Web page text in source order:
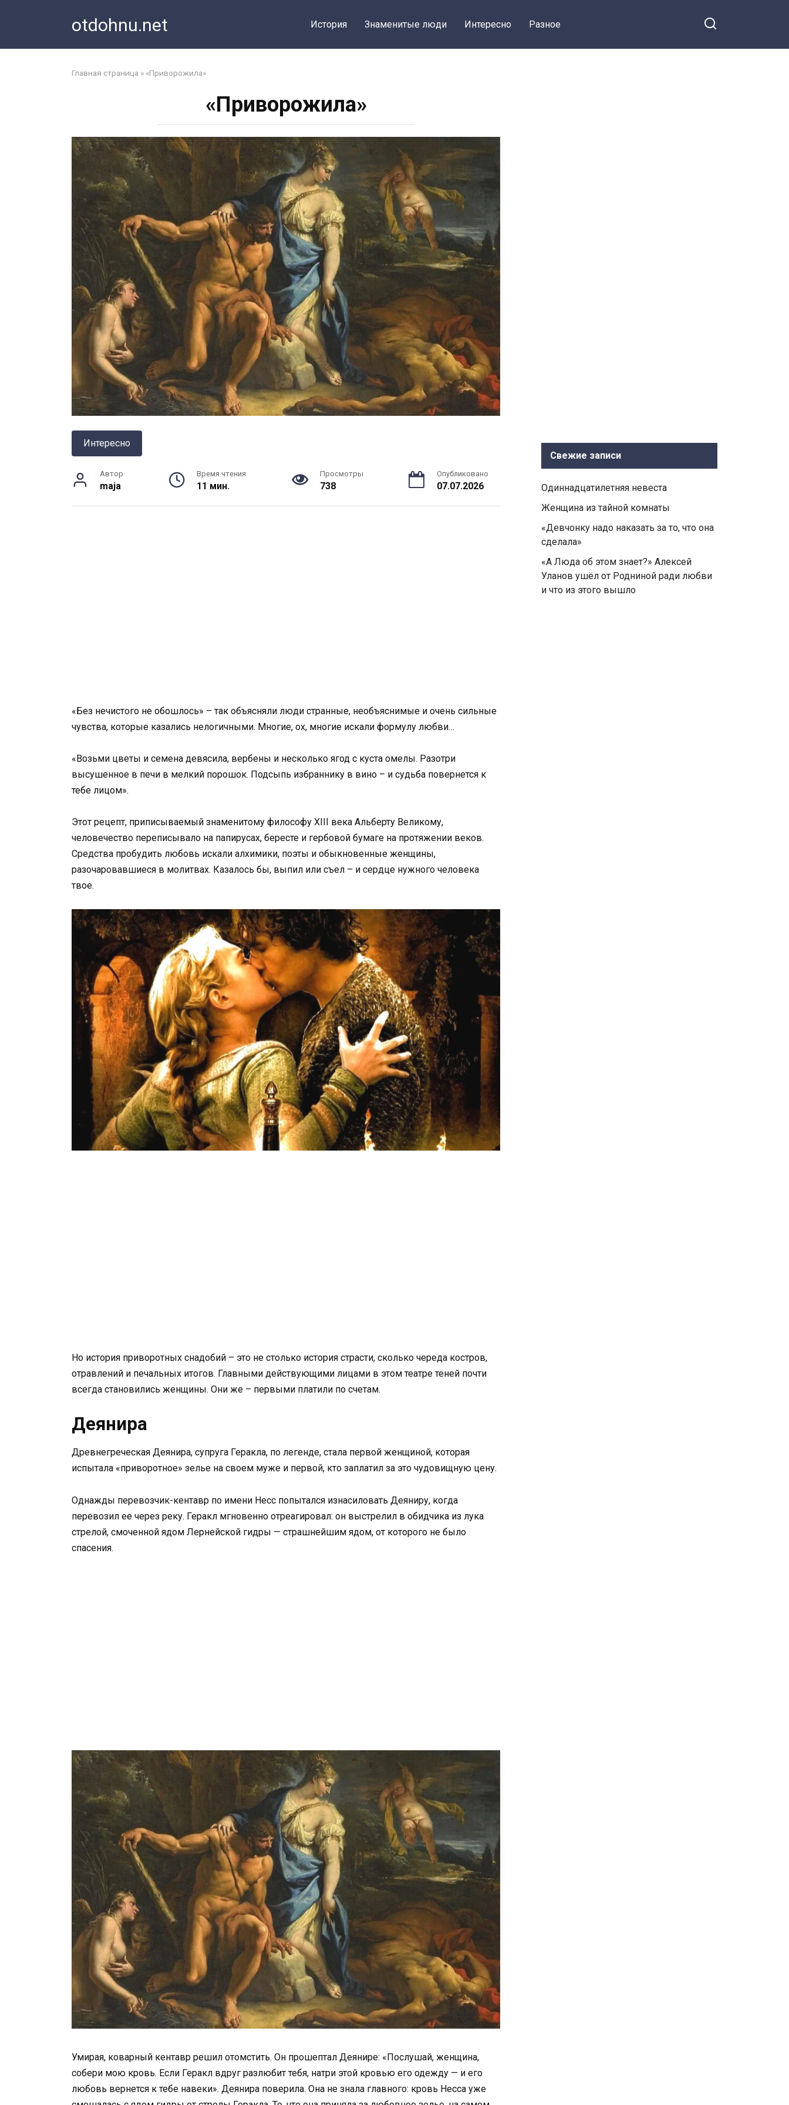
otdohnu.net История Знаменитые люди Интересно Разное
Главная страница » «Приворожила»
«Приворожила»
Интересно
Автор
maja
Время чтения
11 мин.
Просмотры
738
Опубликовано
07.07.2026
«Без нечистого не обошлось» – так объясняли люди странные, необъяснимые и очень сильные
чувства, которые казались нелогичными. Многие, ох, многие искали формулу любви…
«Возьми цветы и семена девясила, вербены и несколько ягод с куста омелы. Разотри
высушенное в печи в мелкий порошок. Подсыпь избраннику в вино – и судьба повернется к
тебе лицом».
Этот рецепт, приписываемый знаменитому философу XIII века Альберту Великому,
человечество переписывало на папирусах, бересте и гербовой бумаге на протяжении веков.
Средства пробудить любовь искали алхимики, поэты и обыкновенные женщины,
разочаровавшиеся в молитвах. Казалось бы, выпил или съел – и сердце нужного человека
твое.
Но история приворотных снадобий – это не столько история страсти, сколько череда костров,
отравлений и печальных итогов. Главными действующими лицами в этом театре теней почти
всегда становились женщины. Они же – первыми платили по счетам.
Деянира
Древнегреческая Деянира, супруга Геракла, по легенде, стала первой женщиной, которая
испытала «приворотное» зелье на своем муже и первой, кто заплатил за это чудовищную цену.
Однажды перевозчик-кентавр по имени Несс попытался изнасиловать Деяниру, когда
перевозил ее через реку. Геракл мгновенно отреагировал: он выстрелил в обидчика из лука
стрелой, смоченной ядом Лернейской гидры — страшнейшим ядом, от которого не было
спасения.
Умирая, коварный кентавр решил отомстить. Он прошептал Деянире: «Послушай, женщина,
собери мою кровь. Если Геракл вдруг разлюбит тебя, натри этой кровью его одежду — и его
любовь вернется к тебе навеки». Деянира поверила. Она не знала главного: кровь Несса уже
Свежие записи
Одиннадцатилетняя невеста
Женщина из тайной комнаты
«Девчонку надо наказать за то, что она
сделала»
«А Люда об этом знает?» Алексей
Уланов ушёл от Родниной ради любви
и что из этого вышло